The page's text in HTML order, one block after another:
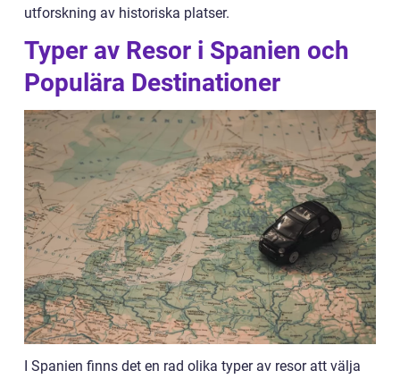
utforskning av historiska platser.
Typer av Resor i Spanien och
Populära Destinationer
I Spanien finns det en rad olika typer av resor att välja